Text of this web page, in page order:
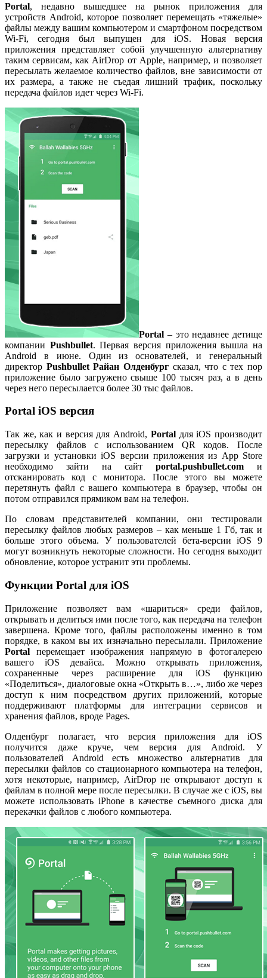
Portal, недавно вышедшее на рынок приложения для
устройств Android, которое позволяет перемещать «тяжелые»
файлы между вашим компьютером и смартфоном посредством
Wi-Fi, сегодня был выпущен для iOS. Новая версия
приложения представляет собой улучшенную альтернативу
таким сервисам, как AirDrop от Apple, например, и позволяет
пересылать желаемое количество файлов, вне зависимости от
их размера, а также не съедая лишний трафик, поскольку
передача файлов идет через Wi-Fi.
Portal – это недавнее детище
компании Pushbullet. Первая версия приложения вышла на
Android в июне. Один из основателей, и генеральный
директор Pushbullet Райан Олденбургсказал, что с тех пор
приложение было загружено свыше 100 тысяч раз, а в день
через него пересылается более 30 тыс файлов.
Portal iOS версия
Так же, как и версия для Android, Portalдля iOS производит
пересылку файлов с использованием QR кодов. После
загрузки и установки iOS версии приложения из App Store
необходимо зайти на сайт portal.pushbullet.com и
отсканировать код с монитора. После этого вы можете
перетянуть файл с вашего компьютера в браузер, чтобы он
потом отправился прямиком вам на телефон.
По словам представителей компании, они тестировали
пересылку файлов любых размеров – как меньше 1 Гб, так и
больше этого объема. У пользователей бета-версии iOS 9
могут возникнуть некоторые сложности. Но сегодня выходит
обновление, которое устранит эти проблемы.
Функции Portal для iOS
Приложение позволяет вам «шариться» среди файлов,
открывать и делиться ими после того, как передача на телефон
завершена. Кроме того, файлы расположены именно в том
порядке, в каком вы их изначально пересылали. Приложение
Portal перемещает изображения напрямую в фотогалерею
вашего iOS девайса. Можно открывать приложения,
сохраненные через расширение для iOS функцию
«Поделиться», диалоговые окна «Открыть в…», либо же через
доступ к ним посредством других приложений, которые
поддерживают платформы для интеграции сервисов и
хранения файлов, вроде Pages.
Олденбург полагает, что версия приложения для iOS
получится даже круче, чем версия для Android. У
пользователей Android есть множество альтернатив для
пересылки файлов со стационарного компьютера на телефон,
хотя некоторые, например, AirDrop не открывают доступ к
файлам в полной мере после пересылки. В случае же с iOS, вы
можете использовать iPhone в качестве съемного диска для
перекачки файлов с любого компьютера.